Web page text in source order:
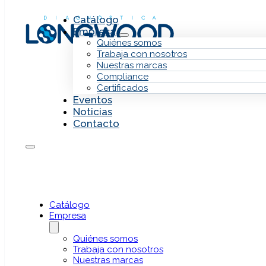
Catálogo
Empresa
Quiénes somos
Trabaja con nosotros
Nuestras marcas
Compliance
Certificados
Eventos
Noticias
Contacto
Catálogo
Empresa
Quiénes somos
Trabaja con nosotros
Nuestras marcas
Introducción